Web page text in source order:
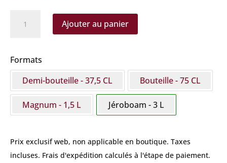
Roger
-
Brut
Réserve
Jéroboam
Ajouter au panier
Formats
Demi-bouteille - 37,5 CL
Bouteille - 75 CL
Magnum - 1,5 L Jéroboam - 3 L
Prix exclusif web, non applicable en boutique. Taxes
incluses. Frais d'expédition calculés à l'étape de paiement.